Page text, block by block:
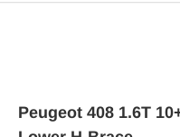
Peugeot 408 1.6T